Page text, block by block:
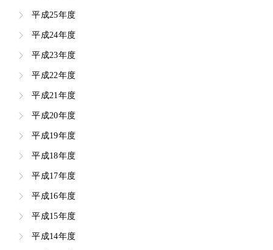
平成25年度
平成24年度
平成23年度
平成22年度
平成21年度
平成20年度
平成19年度
平成18年度
平成17年度
平成16年度
平成15年度
平成14年度